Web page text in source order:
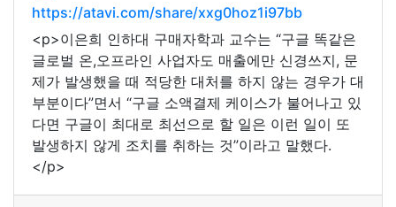
https://atavi.com/share/xxg0hoz1i97bb
<p>이은희 인하대 구매자학과 교수는 “구글 똑같은
글로벌 온,오프라인 사업자도 매출에만 신경쓰지, 문
제가 발생했을 때 적당한 대처를 하지 않는 경우가 대
부분이다”면서 “구글 소액결제 케이스가 불어나고 있
다면 구글이 최대로 최선으로 할 일은 이런 일이 또
발생하지 않게 조치를 취하는 것”이라고 말했다.
</p>